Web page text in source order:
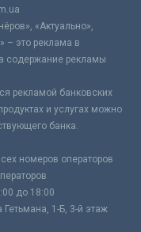
«Актуально»,
– это реклама в
содержание рекламы
рекламой банковских
и услугах можно
банка.
номеров операторов
до 18:00
1-Б, 3-й этаж